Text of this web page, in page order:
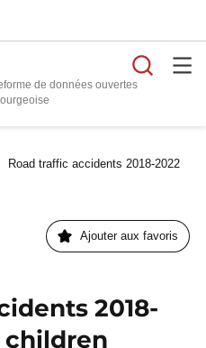
de données ouvertes
Road traffic accidents 2018-2022
Ajouter aux favoris
2018-
children